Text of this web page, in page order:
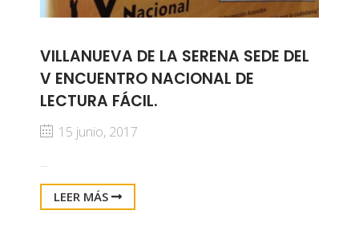
VILLANUEVA DE LA SERENA SEDE DEL
V ENCUENTRO NACIONAL DE
LECTURA FÁCIL.
15 junio, 2017
...
LEER MÁS